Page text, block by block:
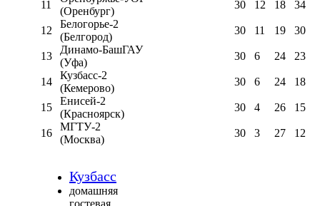
11
(Оренбург)
30 12 18 34
12
Белогорье-2
(Белгород)
30 11 19 30
13
Динамо-БашГАУ
(Уфа)
30 6 24 23
14
Кузбасс-2
(Кемерово)
30 6 24 18
15
Енисей-2
(Красноярск)
30 4 26 15
16
МГТУ-2
(Москва)
30 3 27 12
Кузбасс
домашняя
гостевая